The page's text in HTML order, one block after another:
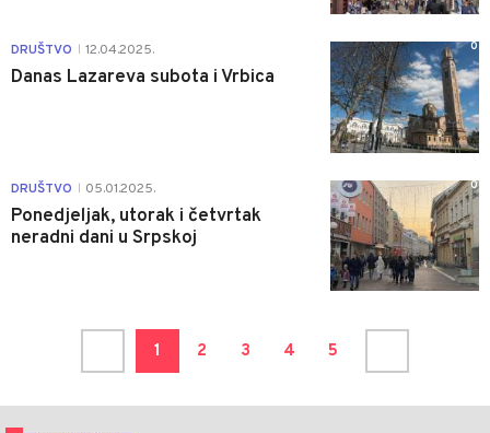
DRUŠTVO 12.04.2025.
Danas Lazareva subota i Vrbica
0
DRUŠTVO 05.01.2025.
Ponedjeljak, utorak i četvrtak
neradni dani u Srpskoj
0
1 2 3 4 5